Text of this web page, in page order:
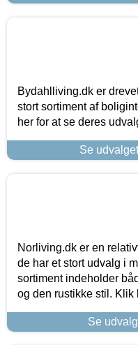
Bydahlliving.dk er
stort sortiment af
her for at se deres
Se
Norliving.dk er en
de har et stort udvalg i
sortiment indeholder
og den rustikke stil. Klik
Se